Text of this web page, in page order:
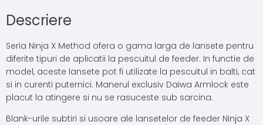
Descriere
Seria Ninja X Method ofera o gama larga de lansete pentru
diferite tipuri de aplicatii la pescuitul de feeder. In functie de
model, aceste lansete pot fi utilizate la pescuitul in balti, cat
si in curenti puternici. Manerul exclusiv Daiwa Armlock este
placut la atingere si nu se rasuceste sub sarcina.
Blank-urile subtiri si usoare ale lansetelor de feeder Ninja X